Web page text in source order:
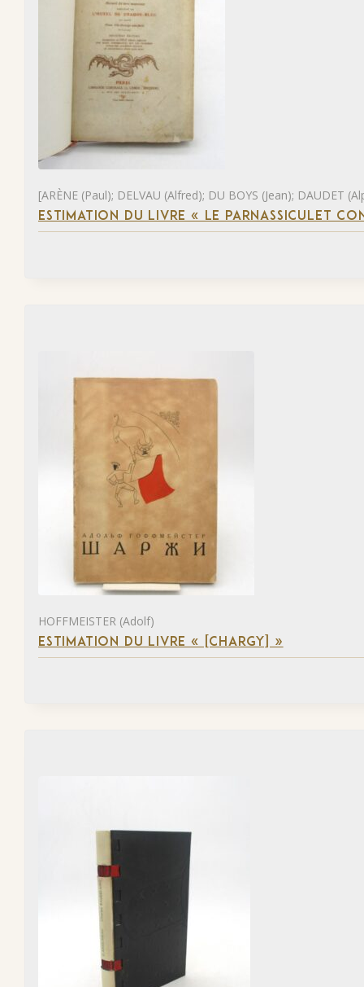
[ARÈNE (Paul); DELVAU (Alfred); DU BOYS (Jean); DAUDET
ESTIMATION DU LIVRE « LE PARNASSICULET
HOFFMEISTER (Adolf)
ESTIMATION DU LIVRE « [CHARGY] »